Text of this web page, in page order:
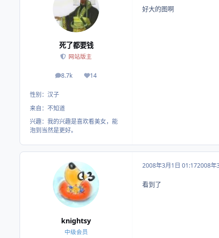
死了都要钱
网站版主
8.7k
帖子 14
荣誉积分
性别： 汉子
来自： 不知道
兴趣： 我的兴趣是喜欢看美女，能
泡到当然是更好。
好大的图啊
knightsy
中级会员
2008年3月1日 01:172008年
看到了